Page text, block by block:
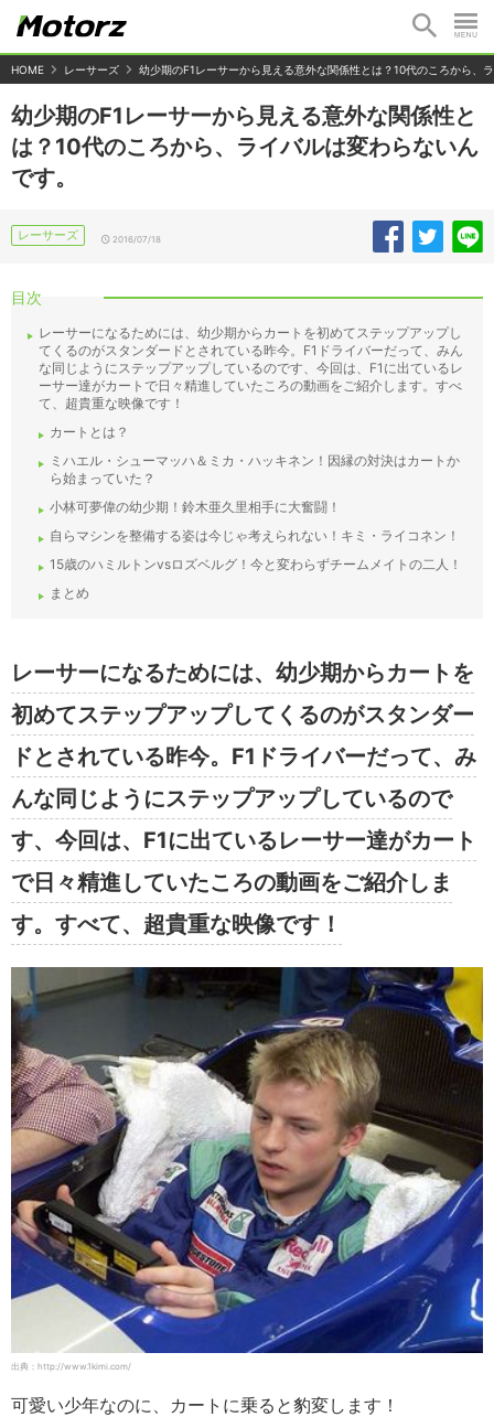
HOME レーサーズ 幼少期のF1レーサーから見える意外な関係性とは？10代のころから、
幼少期のF1レーサーから見える意外な関係性と
は？10代のころから、ライバルは変わらないん
です。
レーサーズ 2016/07/18
目次
レーサーになるためには、幼少期からカートを初めてステップアップし
てくるのがスタンダードとされている昨今。F1ドライバーだって、みん
な同じようにステップアップしているのです、今回は、F1に出ているレ
ーサー達がカートで日々精進していたころの動画をご紹介します。すべ
て、超貴重な映像です！
カートとは？
ミハエル・シューマッハ＆ミカ・ハッキネン！因縁の対決はカートか
ら始まっていた？
小林可夢偉の幼少期！鈴木亜久里相手に大奮闘！
自らマシンを整備する姿は今じゃ考えられない！キミ・ライコネン！
15歳のハミルトンvsロズベルグ！今と変わらずチームメイトの二人！
まとめ
レーサーになるためには、幼少期からカートを
初めてステップアップしてくるのがスタンダー
ドとされている昨今。F1ドライバーだって、み
んな同じようにステップアップしているので
す、今回は、F1に出ているレーサー達がカート
で日々精進していたころの動画をご紹介しま
す。すべて、超貴重な映像です！
出典：http://www.1kimi.com/
可愛い少年なのに、カートに乗ると豹変します！